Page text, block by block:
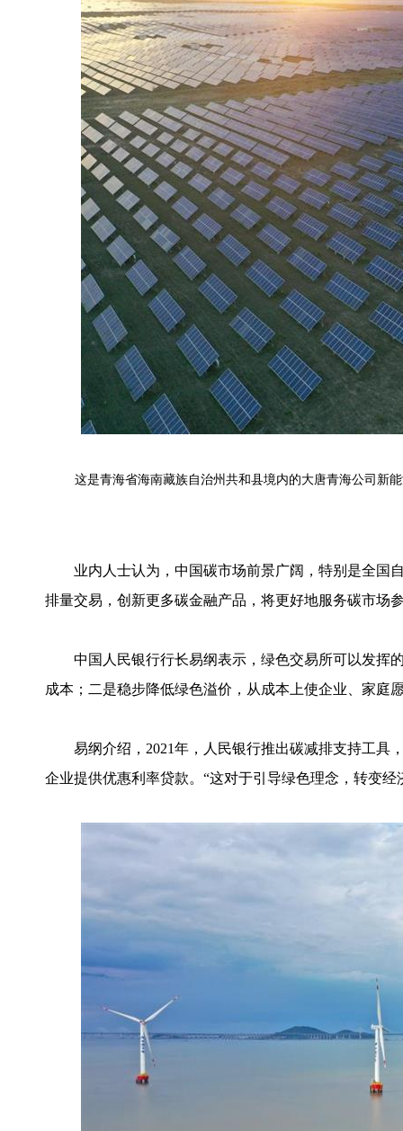
这是青海省海南藏族自治州共和县境内的大唐青海公司新
业内人士认为，中国碳市场前景广阔，特别是全国
排量交易，创新更多碳金融产品，将更好地服务碳市场
中国人民银行行长易纲表示，绿色交易所可以发挥
成本；二是稳步降低绿色溢价，从成本上使企业、家庭
易纲介绍，2021年，人民银行推出碳减排支持工具
企业提供优惠利率贷款。“这对于引导绿色理念，转变